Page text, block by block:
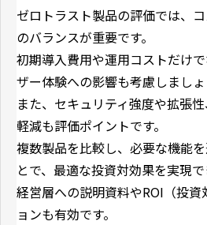
ゼロトラスト製品の評価では、
のバランスが重要です。
初期導入費用や運用コストだけ
ザー体験への影響も考慮しましょ
また、セキュリティ強度や拡張
軽減も評価ポイントです。
複数製品を比較し、必要な機能
とで、最適な投資対効果を実現で
経営層への説明資料やROI（投
ョンも有効です。